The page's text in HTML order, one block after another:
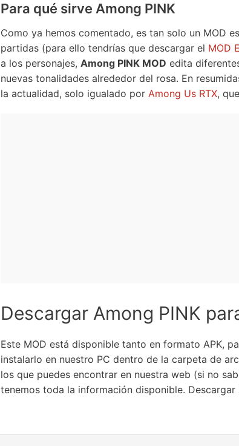
Para qué sirve Among PINK
Como ya hemos comentado, es tan solo un MOD
partidas (para ello tendrías que descargar el MOD
a los personajes, Among PINK MOD edita
nuevas tonalidades alrededor del rosa. En
la actualidad, solo igualado por Among Us RTX,
Descargar Among PINK
Este MOD está disponible tanto en formato APK,
instalarlo en nuestro PC dentro de la carpeta de
los que puedes encontrar en nuestra web (si no
tenemos toda la información disponible. Descargar